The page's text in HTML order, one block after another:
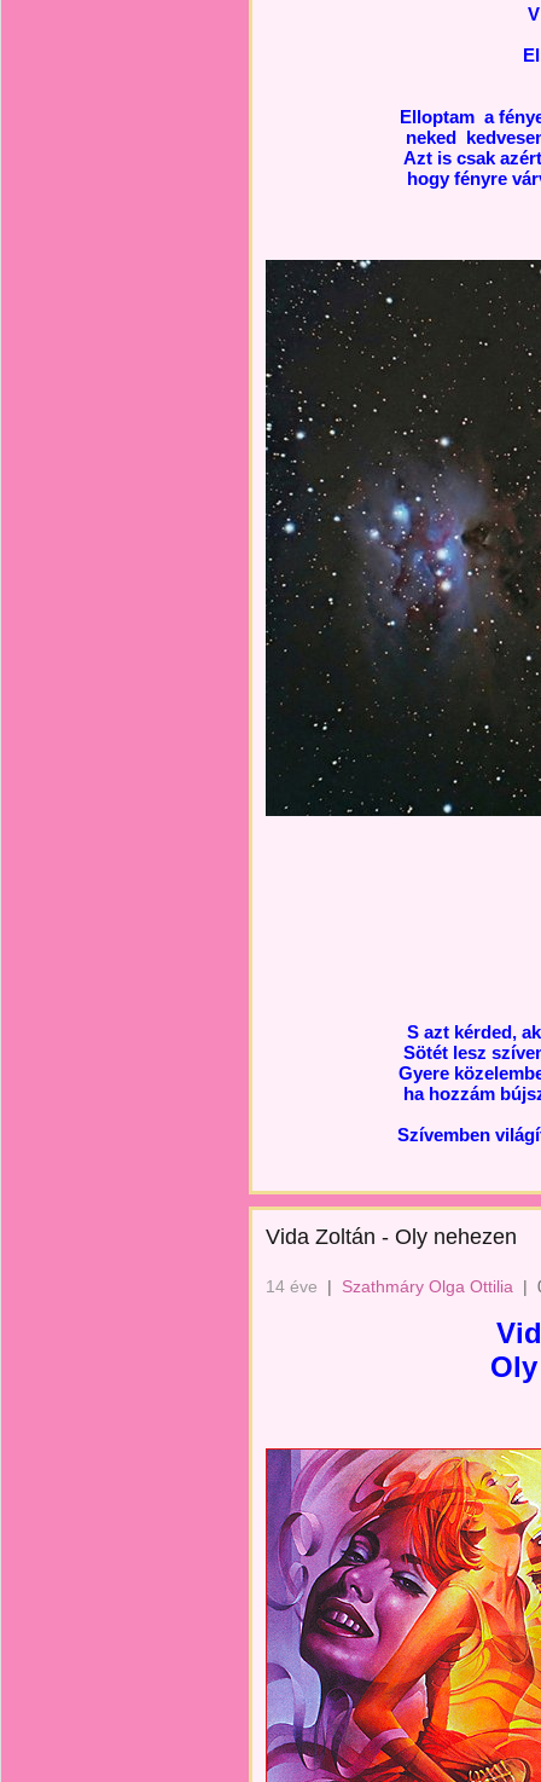
Elloptam a
neked
Azt is csak
hogy fényre
S azt kérded,
Sötét lesz
Gyere
ha hozzám
Szívemben
Vida Zoltán - Oly nehezen
14 éve | Szathmáry Olga Ottilia |